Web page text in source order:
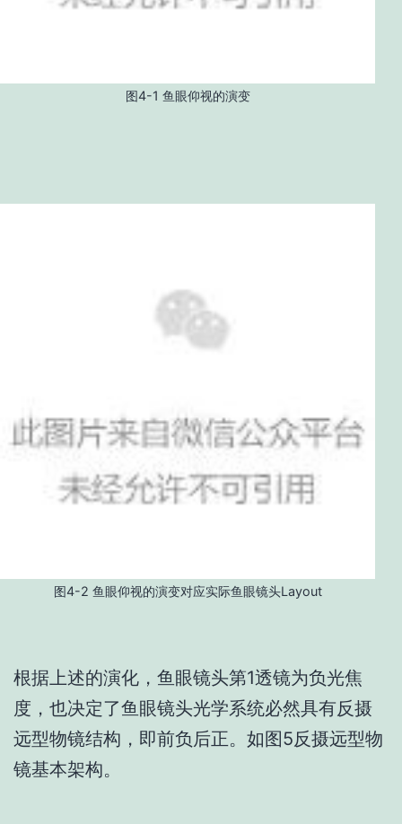
图4-1 鱼眼仰视的演变
图4-2 鱼眼仰视的演变对应实际鱼眼镜头Layout
根据上述的演化，鱼眼镜头第1透镜为负光焦
度，也决定了鱼眼镜头光学系统必然具有反摄
远型物镜结构，即前负后正。如图5反摄远型物
镜基本架构。